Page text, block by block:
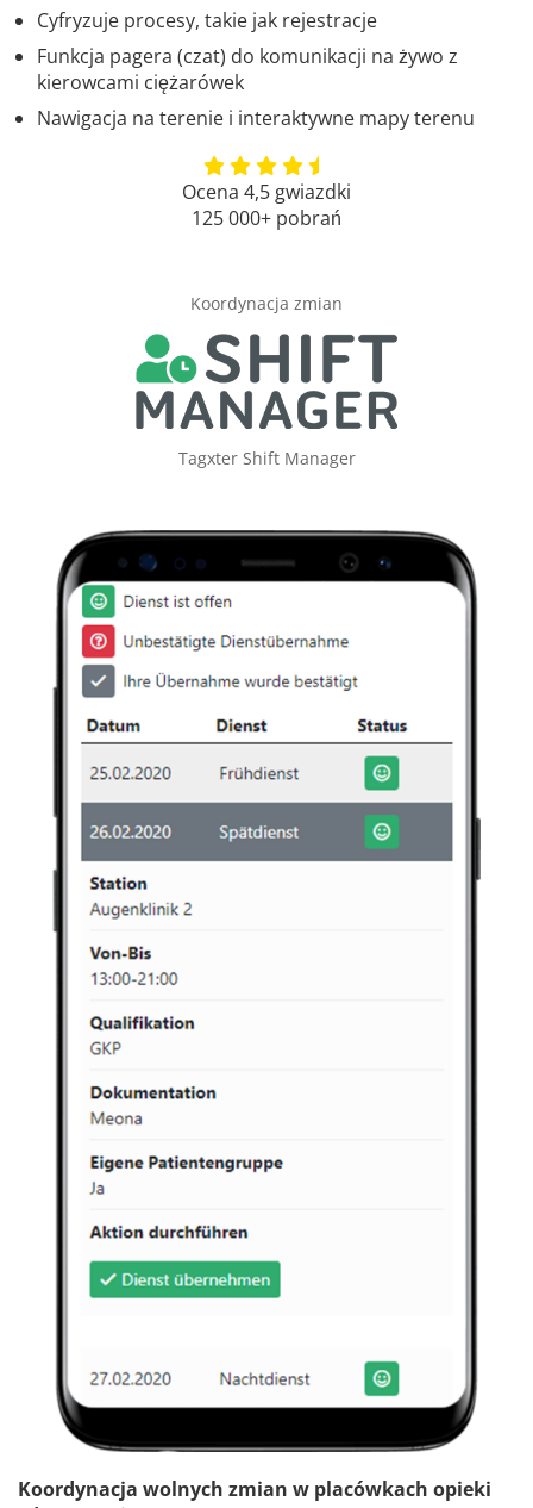
Cyfryzuje procesy, takie jak rejestracje
Funkcja pagera (czat) do komunikacji na żywo z
kierowcami ciężarówek
Nawigacja na terenie i interaktywne mapy terenu
Ocena 4,5 gwiazdki
125 000+ pobrań
Koordynacja zmian
Tagxter Shift Manager
Koordynacja wolnych zmian w placówkach opieki